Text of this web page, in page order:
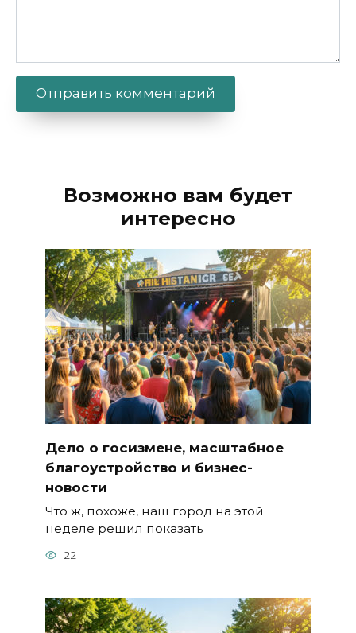
Возможно вам будет
интересно
Дело о госизмене, масштабное
благоустройство и бизнес-
новости
Что ж, похоже, наш город на этой
неделе решил показать
22